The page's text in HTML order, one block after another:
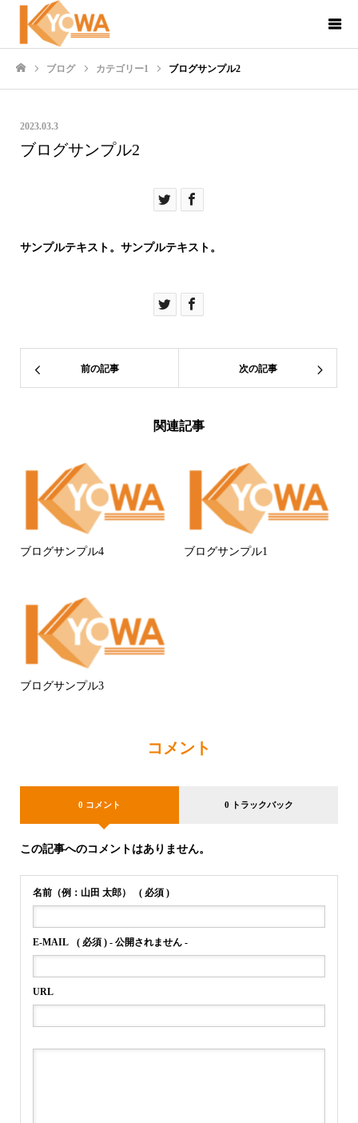
ブログ カテゴリー1 ブログサンプル2
2023.03.3
ブログサンプル2
サンプルテキスト。サンプルテキスト。
前の記事 次の記事
関連記事
ブログサンプル4 ブログサンプル1
ブログサンプル3
コメント
0 コメント 0 トラックバック
この記事へのコメントはありません。
名前（例：山田 太郎） ( 必須 )
E-MAIL ( 必須 ) - 公開されません -
URL